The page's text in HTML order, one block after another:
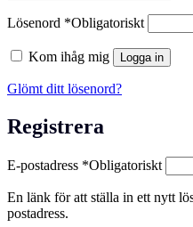
Lösenord *Obligatoriskt
Kom ihåg mig Logga in
Glömt ditt lösenord?
Registrera
E-postadress *Obligatoriskt
En länk för att ställa in ett nytt
postadress.